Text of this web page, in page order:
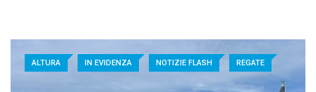
ALTURA IN EVIDENZA NOTIZIE FLASH REGATE